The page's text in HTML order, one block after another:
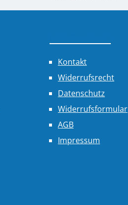
Kontakt
Widerrufsrecht
Datenschutz
Widerrufsformular
AGB
Impressum